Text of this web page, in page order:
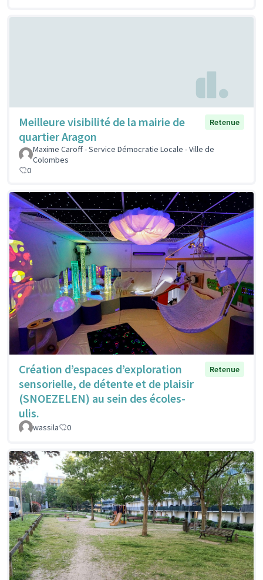
Meilleure visibilité de la mairie de
quartier Aragon
Retenue
Maxime Caroff - Service Démocratie Locale - Ville de
Colombes
0
Création d’espaces d’exploration
sensorielle, de détente et de plaisir
(SNOEZELEN) au sein des écoles-
ulis.
Retenue
wassila 0